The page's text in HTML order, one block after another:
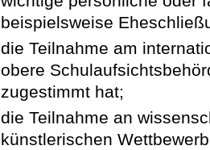
beispielsweise
die Teilnahme am
obere
zugestimmt hat;
die Teilnahme an
künstlerischen